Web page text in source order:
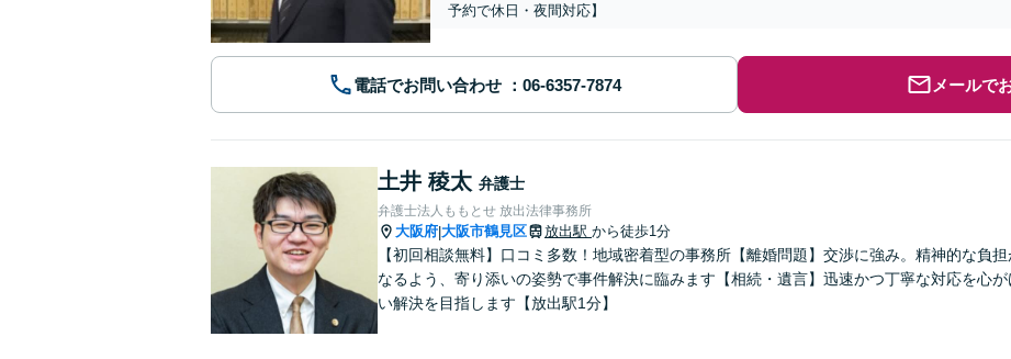
予約で休日・夜間対応】
電話でお問い合わせ メールで
土井 稜太 弁護士
弁護士法人ももとせ 放出法律事務所
大阪府|大阪市鶴見区 放出駅 から徒歩1分
【初回相談無料】口コミ多数！地域密着型の事務所【離婚問題】交渉に強み。精神的な負担
なるよう、寄り添いの姿勢で事件解決に臨みます【相続・遺言】迅速かつ丁寧な対応を心
い解決を目指します【放出駅1分】